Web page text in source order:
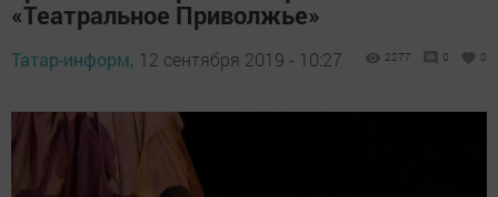
«Театральное Приволжье»
Татар-информ, 12 сентября 2019 - 10:27 2277 0 0